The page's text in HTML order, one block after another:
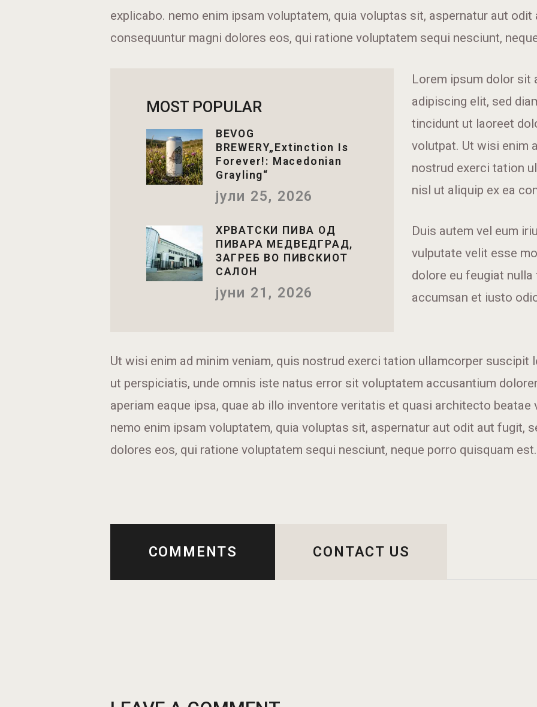
explicabo. nemo enim ipsam voluptatem, quia voluptas sit, aspernatur aut
consequuntur magni dolores eos, qui ratione voluptatem sequi nesciunt,
MOST POPULAR
BEVOG
BREWERY„Extinction Is
Forever!: Macedonian
Grayling“
јули 25, 2026
ХРВАТСКИ ПИВА ОД
ПИВАРА МЕДВЕДГРАД,
ЗАГРЕБ ВО ПИВСКИОТ
САЛОН
јуни 21, 2026
Lorem ipsum dolor sit
adipiscing elit, sed
tincidunt ut laoreet
volutpat. Ut wisi enim
nostrud exerci tation
nisl ut aliquip ex ea
Duis autem vel eum
vulputate velit esse
dolore eu feugiat
accumsan et iusto
Ut wisi enim ad minim veniam, quis nostrud exerci tation ullamcorper suscipit
ut perspiciatis, unde omnis iste natus error sit voluptatem accusantium
aperiam eaque ipsa, quae ab illo inventore veritatis et quasi architecto beatae
nemo enim ipsam voluptatem, quia voluptas sit, aspernatur aut odit aut fugit,
dolores eos, qui ratione voluptatem sequi nesciunt, neque porro quisquam est.
COMMENTS CONTACT US